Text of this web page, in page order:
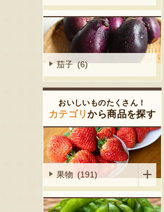
茄子 (6)
おいしいものたくさん！
カテゴリから商品を探す
果物 (191)
アラモードアイス・ジェラート
『アラモード・キムラ』